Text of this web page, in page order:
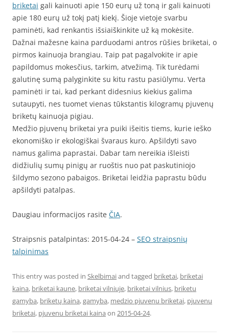
briketai gali kainuoti apie 150 eurų už toną ir gali kainuoti
apie 180 eurų už tokį patį kiekį. Šioje vietoje svarbu
paminėti, kad renkantis išsiaiškinkite už ką mokėsite.
Dažnai mažesne kaina parduodami antros rūšies briketai, o
pirmos kainuoja brangiau. Taip pat pagalvokite ir apie
papildomus mokesčius, tarkim, atvežimą. Tik turėdami
galutinę sumą palyginkite su kitu rastu pasiūlymu. Verta
paminėti ir tai, kad perkant didesnius kiekius galima
sutaupyti, nes tuomet vienas tūkstantis kilogramų pjuvenų
briketų kainuoja pigiau.
Medžio pjuvenų briketai yra puiki išeitis tiems, kurie ieško
ekonomiško ir ekologiškai švaraus kuro. Apšildyti savo
namus galima paprastai. Dabar tam nereikia išleisti
didžiulių sumų pinigų ar ruoštis nuo pat paskutiniojo
šildymo sezono pabaigos. Briketai leidžia paprastu būdu
apšildyti patalpas.
Daugiau informacijos rasite ČIA.
Straipsnis patalpintas: 2015-04-24 – SEO straipsnių
talpinimas
This entry was posted in Skelbimaiand tagged briketai, briketai
kaina, briketai kaune, briketai vilniuje, briketai vilnius, briketu
gamyba, briketų kaina,gamyba, medzio pjuvenu briketai, pjuvenu
briketai, pjuvenu briketai kaina on 2015-04-24.